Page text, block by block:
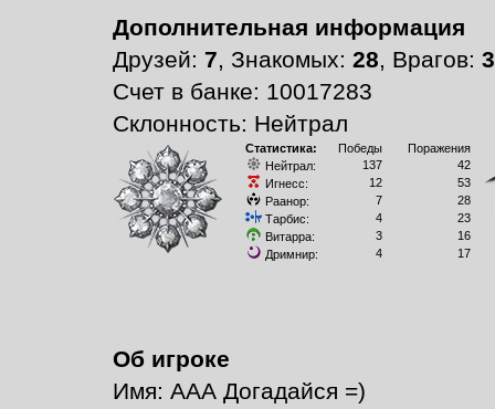
Дополнительная информация
Друзей: 7, Знакомых: 28, Врагов: 3
Счет в банке: 10017283
Склонность: Нейтрал
Статистика: Победы
Поражения
Нейтрал:
137
42
Игнесс:
12
53
Раанор:
7
28
Тарбис:
4
23
Витарра:
3
16
Дримнир:
4 17
Об игроке
Имя: ААА Догадайся =)